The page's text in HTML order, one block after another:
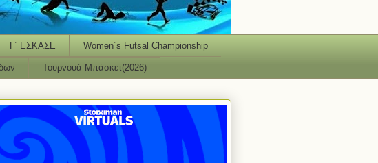
Γ΄ ΕΣΚΑΣΕ Women΄s Futsal Championship
Τουρνουά Μπάσκετ(2026)